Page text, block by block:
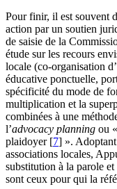
Pour finir, il est souvent
action par un soutien
de saisie de la
étude sur les recours
locale (co-organisation
éducative ponctuelle,
spécificité du mode de
multiplication et la
combinées à une
l’advocacy planning ou
plaidoyer[7] ».
associations locales,
substitution à la parole
sont ceux pour qui la